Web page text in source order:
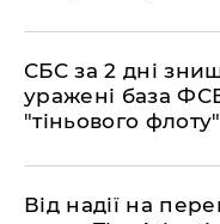
​СБС за 2 дні
уражені база
"тіньового флоту"
​Від надії на